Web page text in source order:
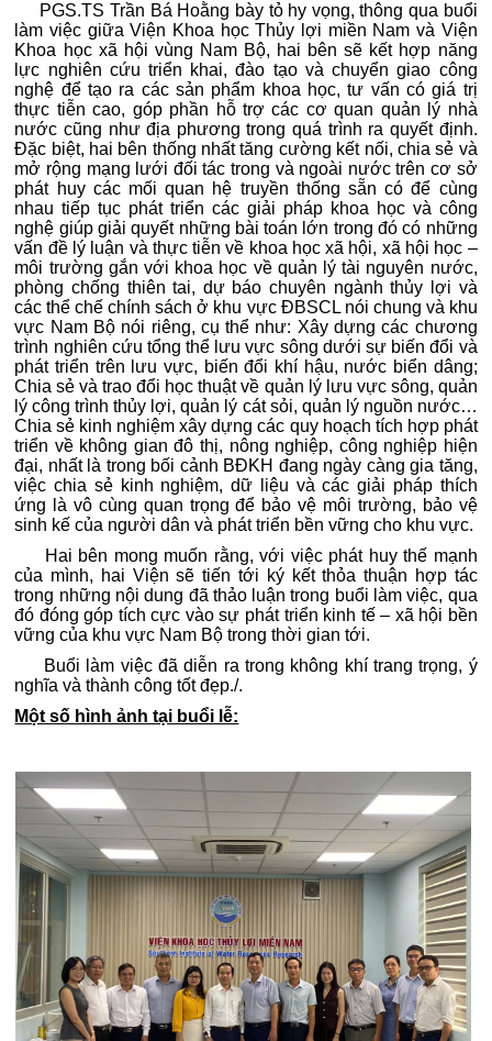
PGS.TS Trần Bá Hoằng bày tỏ hy vọng, thông qua buổi
làm việc giữa Viện Khoa học Thủy lợi miền Nam và Viện
Khoa học xã hội vùng Nam Bộ, hai bên sẽ kết hợp năng
lực nghiên cứu triển khai, đào tạo và chuyển giao công
nghệ để tạo ra các sản phẩm khoa học, tư vấn có giá trị
thực tiễn cao, góp phần hỗ trợ các cơ quan quản lý nhà
nước cũng như địa phương trong quá trình ra quyết định.
Đặc biệt, hai bên thống nhất tăng cường kết nối, chia sẻ và
mở rộng mạng lưới đối tác trong và ngoài nước trên cơ sở
phát huy các mối quan hệ truyền thống sẵn có để cùng
nhau tiếp tục phát triển các giải pháp khoa học và công
nghệ giúp giải quyết những bài toán lớn trong đó có những
vấn đề lý luận và thực tiễn về khoa học xã hội, xã hội học –
môi trường gắn với khoa học về quản lý tài nguyên nước,
phòng chống thiên tai, dự báo chuyên ngành thủy lợi và
các thể chế chính sách ở khu vực ĐBSCL nói chung và khu
vực Nam Bộ nói riêng, cụ thể như: Xây dựng các chương
trình nghiên cứu tổng thể lưu vực sông dưới sự biến đổi và
phát triển trên lưu vực, biến đổi khí hậu, nước biển dâng;
Chia sẻ và trao đổi học thuật về quản lý lưu vực sông, quản
lý công trình thủy lợi, quản lý cát sỏi, quản lý nguồn nước…
Chia sẻ kinh nghiệm xây dựng các quy hoạch tích hợp phát
triển về không gian đô thị, nông nghiệp, công nghiệp hiện
đại, nhất là trong bối cảnh BĐKH đang ngày càng gia tăng,
việc chia sẻ kinh nghiệm, dữ liệu và các giải pháp thích
ứng là vô cùng quan trọng để bảo vệ môi trường, bảo vệ
sinh kế của người dân và phát triển bền vững cho khu vực.
Hai bên mong muốn rằng, với việc phát huy thế mạnh
của mình, hai Viện sẽ tiến tới ký kết thỏa thuận hợp tác
trong những nội dung đã thảo luận trong buổi làm việc, qua
đó đóng góp tích cực vào sự phát triển kinh tế – xã hội bền
vững của khu vực Nam Bộ trong thời gian tới.
Buổi làm việc đã diễn ra trong không khí trang trọng, ý
nghĩa và thành công tốt đẹp./.
Một số hình ảnh tại buổi lễ: